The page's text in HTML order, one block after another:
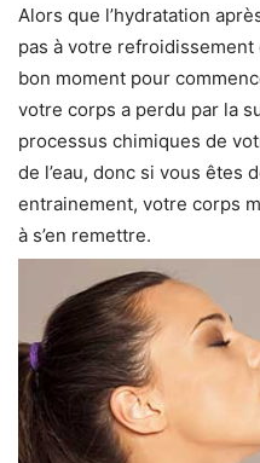
Alors que l’hydratation
pas à votre refroidissement
bon moment pour
votre corps a perdu par la
processus chimiques de
de l’eau, donc si vous êtes
entrainement, votre corps
à s’en remettre.